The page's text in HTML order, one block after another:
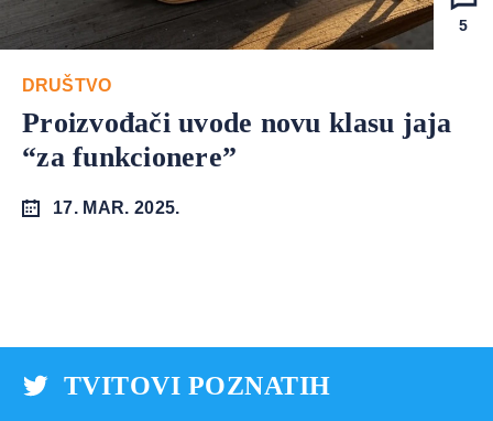
5
DRUŠTVO
Proizvođači uvode novu klasu jaja
“za funkcionere”
17. MAR. 2025.
TVITOVI POZNATIH